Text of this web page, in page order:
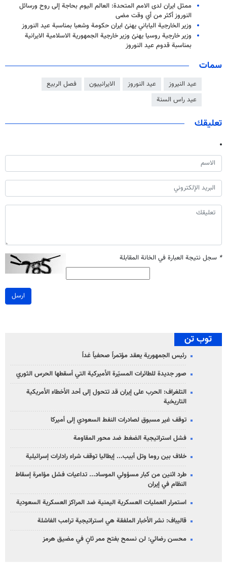
ممثل ایران لدى الامم المتحدة: العالم اليوم بحاجة إلى روح ورسائل
النوروز أكثر من أي وقت مضى
وزير الخارجية الياباني يهنئ ايران حكومة وشعبا بمناسبة عيد النوروز
وزير خارجية روسيا يهنئ وزير خارجية الجمهورية الاسلامية الايرانية
بمناسبة قدوم عيد النوروز
سمات
عيد النيروز عيد النوروز الایرانییون
فصل الربيع
عيد راس السنة
تعليقك
* سجل نتيجة العبارة في الخانة المقابلة
ارسل
توب تن
رئيس الجمهورية يعقد مؤتمراً صحفياً غداً
صور جديدة للطائرات المسيّرة الأميركية التي أسقطها الحرس الثوري
التلغراف: الحرب على إيران قد تتحول إلى أحد الأخطاء الأمريكية
التاريخية
توقف غير مسبوق لصادرات النفط السعودي إلى أميركا
فشل استراتيجية الضغط ضد محور المقاومة
خلاف بين روما وتل أبيب... إيطاليا توقف شراء رادارات إسرائيلية
طرد اثنين من كبار مسؤولي الموساد... تداعيات فشل مؤامرة إسقاط
النظام في إيران
استمرار العمليات العسكرية اليمنية ضد المراكز العسكرية السعودية
قاليباف: نشر الأخبار الملفقة هي استراتيجية ترامب الفاشلة
محسن رضائي: لن نسمح بفتح ممر ثانٍ في مضيق هرمز